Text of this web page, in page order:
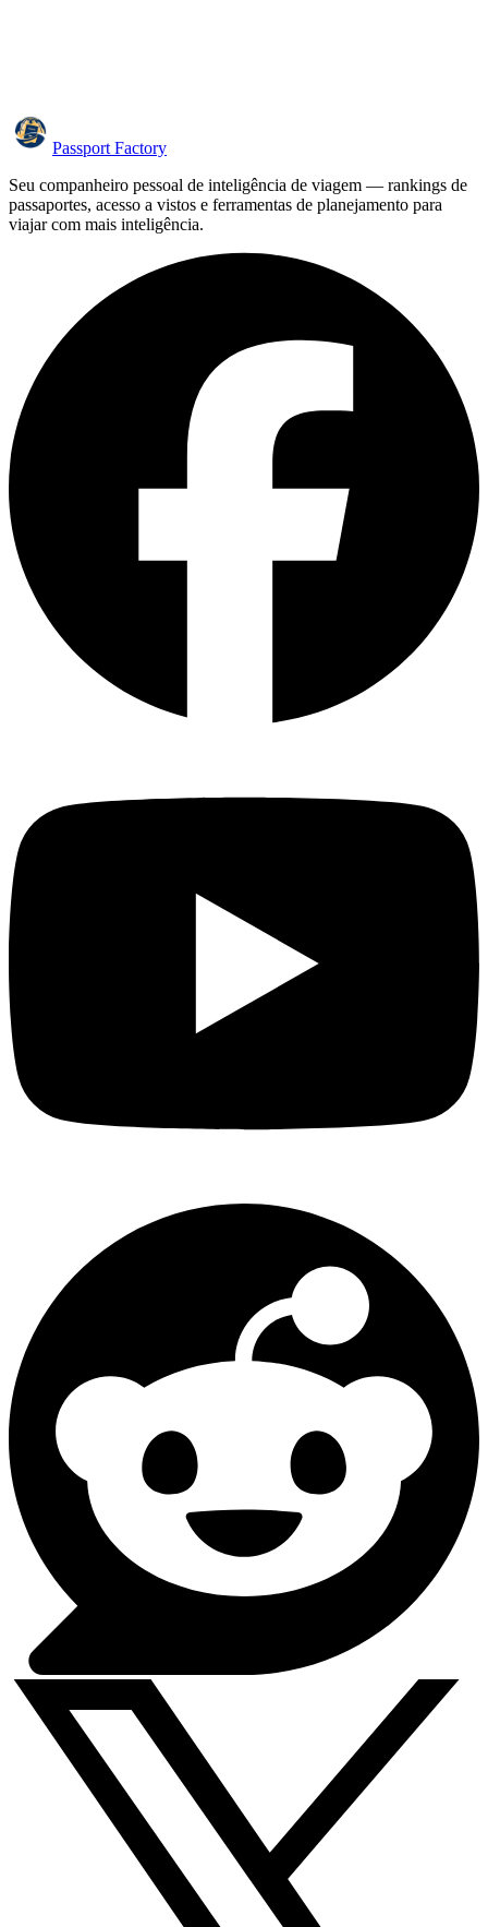
Passport Factory
Seu companheiro pessoal de inteligência de viagem — rankings de
passaportes, acesso a vistos e ferramentas de planejamento para
viajar com mais inteligência.